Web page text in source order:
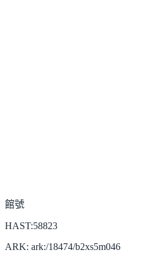
館號
HAST:58823
ARK: ark:/18474/b2xs5m046